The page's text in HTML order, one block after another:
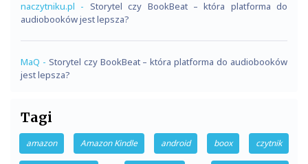
naczytniku.pl - Storytel czy BookBeat – która platforma do
audiobooków jest lepsza?
MaQ - Storytel czy BookBeat – która platforma do audiobooków
jest lepsza?
Tagi
amazon Amazon Kindle android boox czytnik